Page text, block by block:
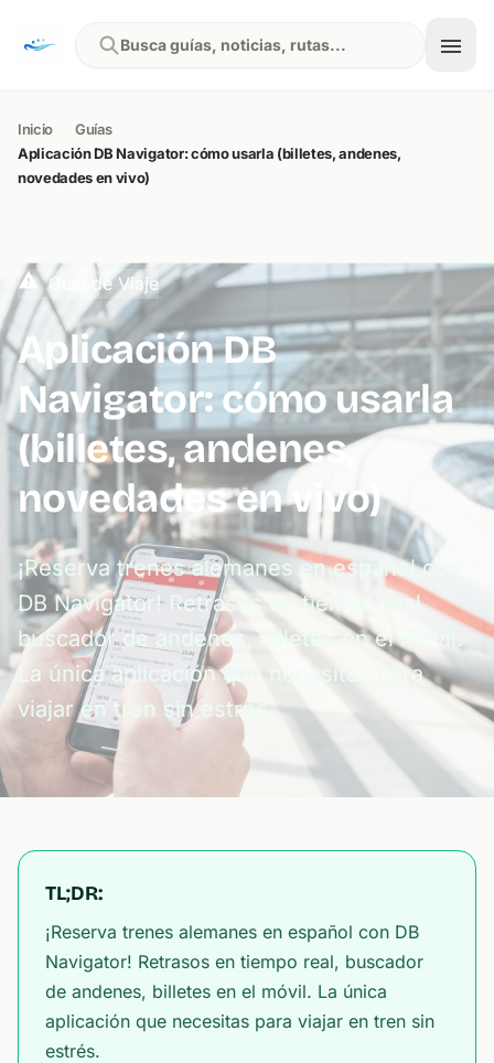
Busca guías, noticias, rutas...
Inicio
Guías
Aplicación DB Navigator: cómo usarla (billetes, andenes,
novedades en vivo)
Guía de Viaje
Aplicación DB
Navigator: cómo usarla
(billetes, andenes,
novedades en vivo)
¡Reserva trenes alemanes en español con
DB Navigator! Retrasos en tiempo real,
buscador de andenes, billetes en el móvil.
La única aplicación que necesitas para
viajar en tren sin estrés.
TL;DR:
¡Reserva trenes alemanes en español con DB
Navigator! Retrasos en tiempo real, buscador
de andenes, billetes en el móvil. La única
aplicación que necesitas para viajar en tren sin
estrés.